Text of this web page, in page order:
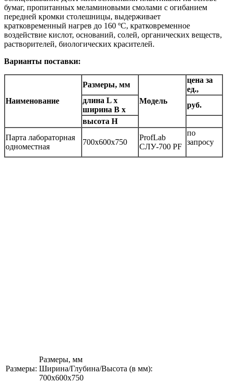
бумаг, пропитанных меламиновыми смолами с огибанием
передней кромки столешницы, выдерживает
кратковременный нагрев до 160 ºС, кратковременное
воздействие кислот, оснований, солей, органических веществ,
растворителей, биологических красителей.
Варианты поставки:
Наименование
Размеры, мм
Модель
цена за
ед.,
длина L х
ширина В х
руб.
высота Н
Парта лабораторная
одноместная
700х600х750
ProfLab
СЛУ-700 PF
по
запросу
Размеры:
Размеры, мм
Ширина/Глубина/Высота (в мм):
700х600х750